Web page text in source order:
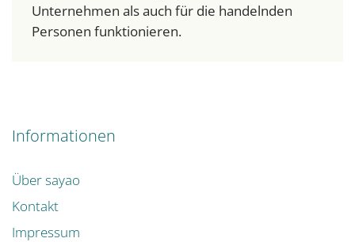
Unternehmen als auch für die handelnden
Personen funktionieren.
Informationen
Über sayao
Kontakt
Impressum